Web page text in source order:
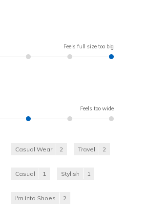
Feels full size too big
Feels too wide
Casual Wear 2 Travel 2
Casual 1 Stylish 1
I'm Into Shoes 2